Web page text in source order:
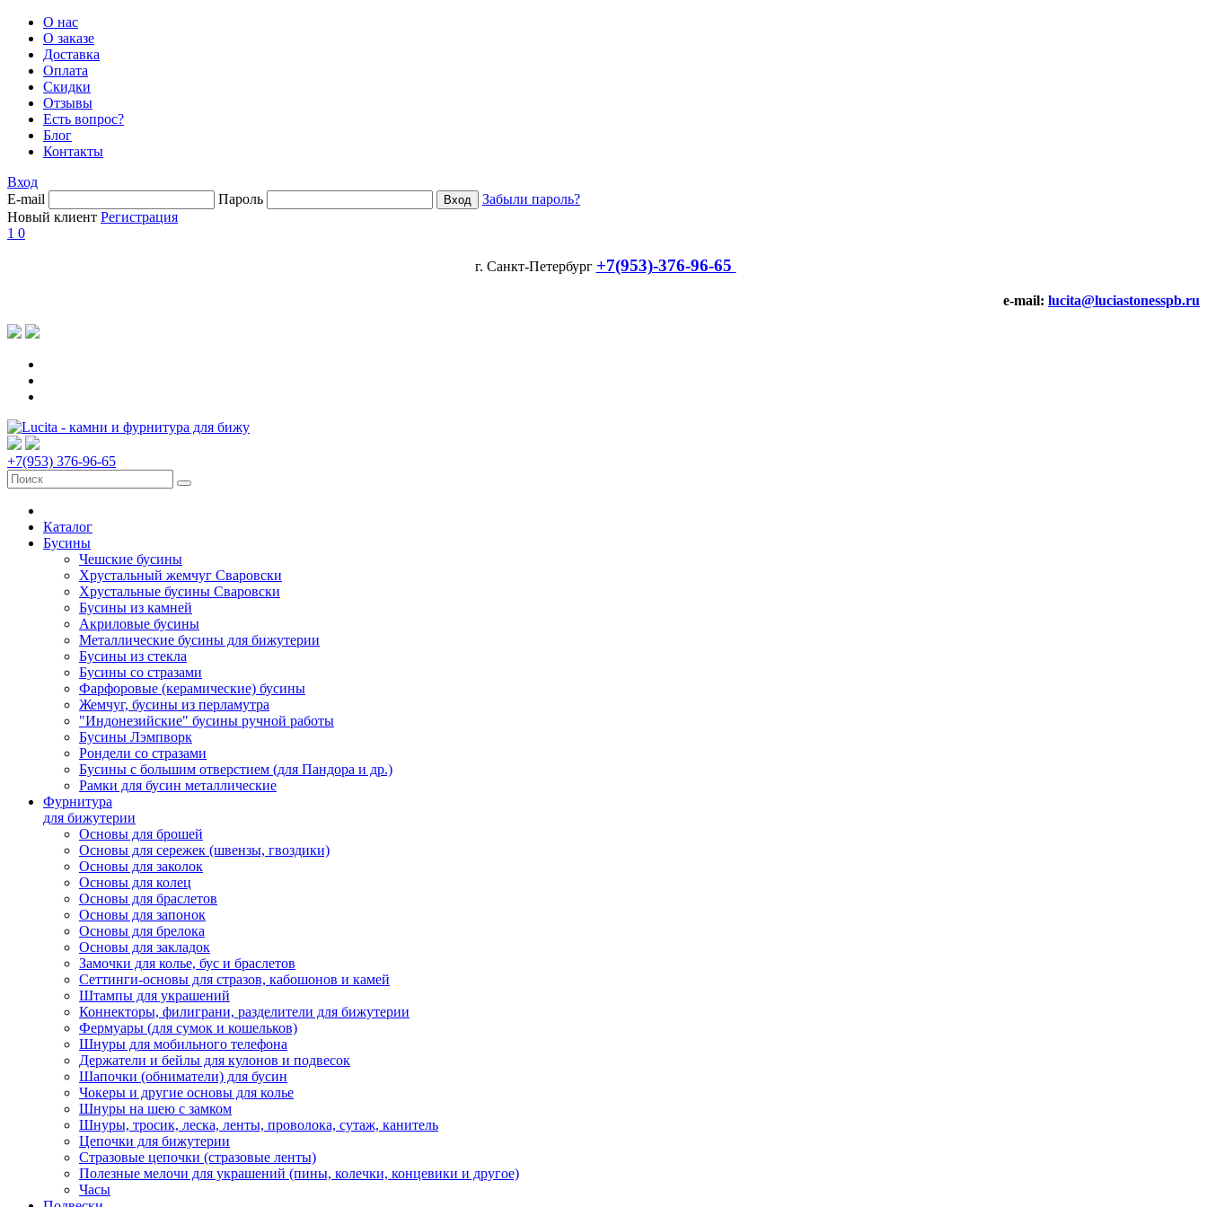
О нас
О заказе
Доставка
Оплата
Скидки
Отзывы
Есть вопрос?
Блог
Контакты
Вход
E-mail
Пароль
Забыли пароль?
Новый клиент Регистрация
1 0
г. Санкт-Петербург +7(953)-376-96-65
e-mail: lucita@luciastonesspb.ru
+7(953) 376-96-65
Каталог
Бусины
Чешские бусины
Хрустальный жемчуг Сваровски
Хрустальные бусины Сваровски
Бусины из камней
Акриловые бусины
Металлические бусины для бижутерии
Бусины из стекла
Бусины со стразами
Фарфоровые (керамические) бусины
Жемчуг, бусины из перламутра
"Индонезийские" бусины ручной работы
Бусины Лэмпворк
Рондели со стразами
Бусины с большим отверстием (для Пандора и др.)
Рамки для бусин металлические
Фурнитура
для бижутерии
Основы для брошей
Основы для сережек (швензы, гвоздики)
Основы для заколок
Основы для колец
Основы для браслетов
Основы для запонок
Основы для брелока
Основы для закладок
Замочки для колье, бус и браслетов
Сеттинги-основы для стразов, кабошонов и камей
Штампы для украшений
Коннекторы, филиграни, разделители для бижутерии
Фермуары (для сумок и кошельков)
Шнуры для мобильного телефона
Держатели и бейлы для кулонов и подвесок
Шапочки (обниматели) для бусин
Чокеры и другие основы для колье
Шнуры на шею с замком
Шнуры, тросик, леска, ленты, проволока, сутаж, канитель
Цепочки для бижутерии
Стразовые цепочки (стразовые ленты)
Полезные мелочи для украшений (пины, колечки, концевики и другое)
Часы